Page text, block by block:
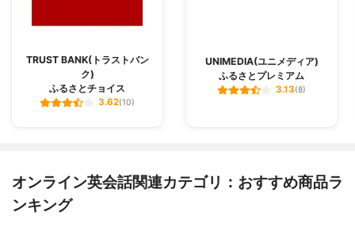
TRUST BANK(トラストバン
ク)
ふるさとチョイス
3.62(10)
UNIMEDIA(ユニメディア)
ふるさとプレミアム
3.13(8)
オンライン英会話関連カテゴリ：おすすめ商品ラ
ンキング